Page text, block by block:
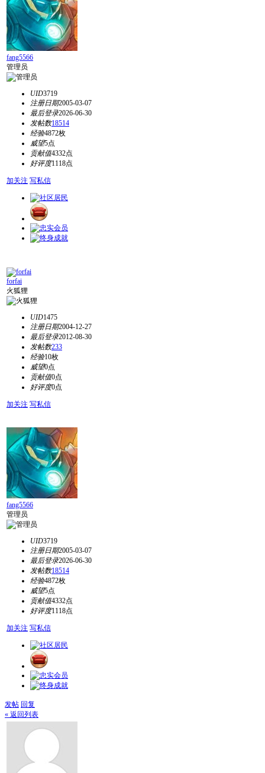
fang5566
管理员
UID3719
注册日期2005-03-07
最后登录2026-06-30
发帖数18514
经验4872枚
威望5点
贡献值4332点
好评度1118点
加关注 写私信
forfai
火狐狸
UID1475
注册日期2004-12-27
最后登录2012-08-30
发帖数233
经验10枚
威望0点
贡献值0点
好评度0点
加关注 写私信
fang5566
管理员
UID3719
注册日期2005-03-07
最后登录2026-06-30
发帖数18514
经验4872枚
威望5点
贡献值4332点
好评度1118点
加关注 写私信
发帖 回复
« 返回列表